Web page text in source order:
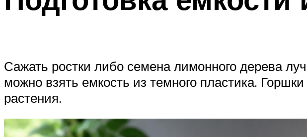
Сажать ростки либо семена лимонного дерева
можно взять емкость из темного пластика.
растения.